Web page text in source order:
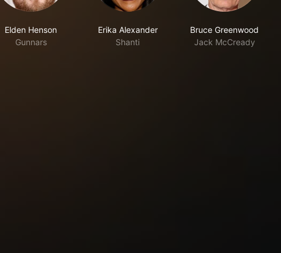
Elden Henson
Gunnars
Erika Alexander
Shanti
Bruce Greenwood
Jack McCready